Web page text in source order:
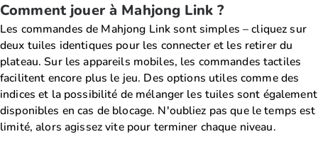
Comment jouer à Mahjong Link ?
Les commandes de Mahjong Link sont simples – cliquez sur
deux tuiles identiques pour les connecter et les retirer du
plateau. Sur les appareils mobiles, les commandes tactiles
facilitent encore plus le jeu. Des options utiles comme des
indices et la possibilité de mélanger les tuiles sont également
disponibles en cas de blocage. N'oubliez pas que le temps est
limité, alors agissez vite pour terminer chaque niveau.